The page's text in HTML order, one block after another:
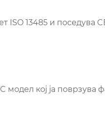
ISO 13485 и поседува
модел кој ја поврзува